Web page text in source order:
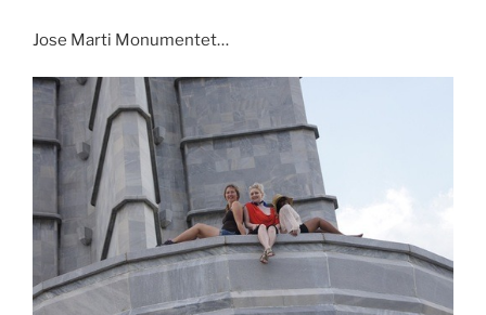
Jose Marti Monumentet…